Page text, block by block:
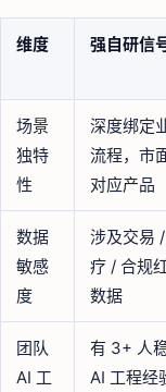
维度 强自研信
场景
独特
性
深度绑定
流程，市
对应产品
数据
敏感
度
涉及交易
疗 / 合规
数据
团队
AI 工
有 3+ 人
AI 工程经